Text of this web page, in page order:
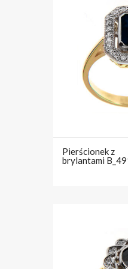
Pierścionek z
brylantami